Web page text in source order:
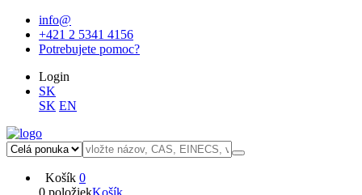
info@
+421 2 5341 4156
Potrebujete pomoc?
Login
SK
SK EN
Košík 0
0 položiekKošík